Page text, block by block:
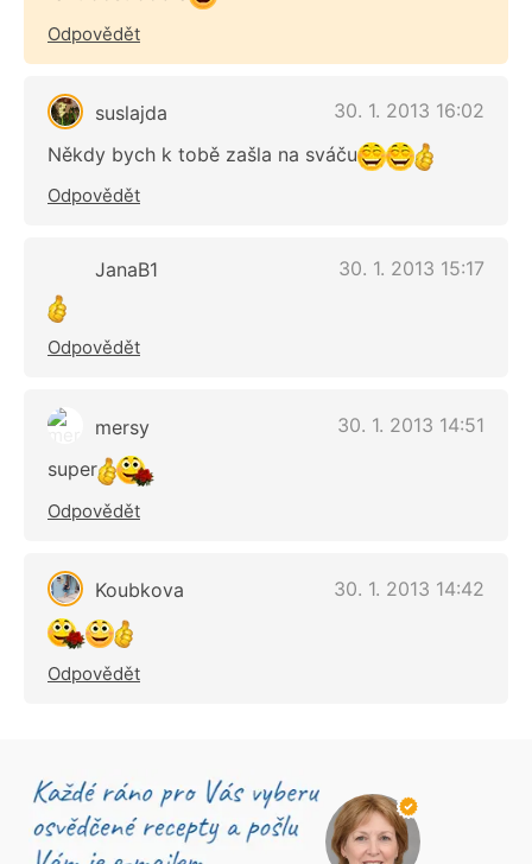
Odpovědět
suslajda
30. 1. 2013 16:02
Někdy bych k tobě zašla na sváču
Odpovědět
JanaB1 30. 1. 2013 15:17
Odpovědět
mersy
30. 1. 2013 14:51
super
Odpovědět
Koubkova 30. 1. 2013 14:42
Odpovědět